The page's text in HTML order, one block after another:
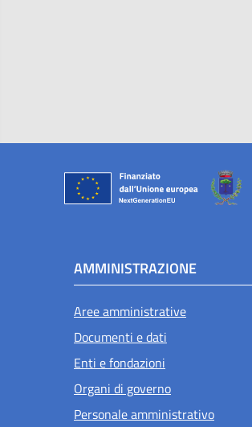
AMMINISTRAZIONE
Aree amministrative
Documenti e dati
Enti e fondazioni
Organi di governo
Personale amministrativo